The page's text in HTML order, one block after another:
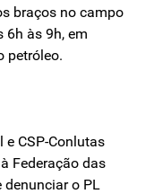
braços no campo
6h às 9h, em
petróleo.
e CSP-Conlutas
Federação das
denunciar o PL